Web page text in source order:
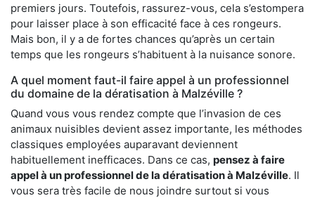
premiers jours. Toutefois, rassurez-vous, cela s’estompera
pour laisser place à son efficacité face à ces rongeurs.
Mais bon, il y a de fortes chances qu’après un certain
temps que les rongeurs s’habituent à la nuisance sonore.
A quel moment faut-il faire appel à un professionnel
du domaine de la dératisation à Malzéville ?
Quand vous vous rendez compte que l’invasion de ces
animaux nuisibles devient assez importante, les méthodes
classiques employées auparavant deviennent
habituellement inefficaces. Dans ce cas, pensez à faire
appel à un professionnel de la dératisation à Malzéville. Il
vous sera très facile de nous joindre surtout si vous